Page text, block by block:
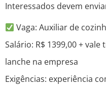
Interessados devem
Vaga: Auxiliar de
Salário: R$ 1399,00 +
lanche na empresa
Exigências: experiência